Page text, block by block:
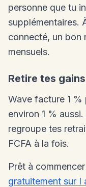
personne que tu
supplémentaires.
connecté, un bon
mensuels.
Retire tes
Wave facture 1
environ 1 %
regroupe tes
FCFA à la fois.
Prêt à
gratuitement sur I